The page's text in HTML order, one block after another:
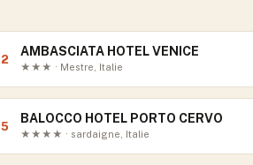
2
AMBASCIATA HOTEL VENICE
★★★ · Mestre, Italie
5
BALOCCO HOTEL PORTO CERVO
★★★★ · sardaigne, Italie